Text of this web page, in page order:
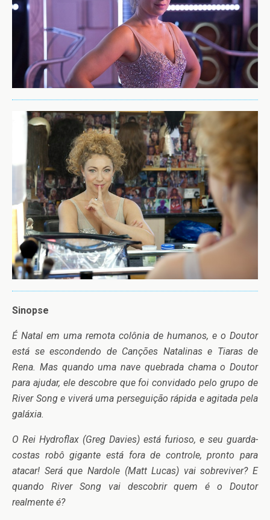
Sinopse
É Natal em uma remota colônia de humanos, e o Doutor
está se escondendo de Canções Natalinas e Tiaras de
Rena. Mas quando uma nave quebrada chama o Doutor
para ajudar, ele descobre que foi convidado pelo grupo de
River Song e viverá uma perseguição rápida e agitada pela
galáxia.
O Rei Hydroflax (Greg Davies) está furioso, e seu guarda-
costas robô gigante está fora de controle, pronto para
atacar! Será que Nardole (Matt Lucas) vai sobreviver? E
quando River Song vai descobrir quem é o Doutor
realmente é?